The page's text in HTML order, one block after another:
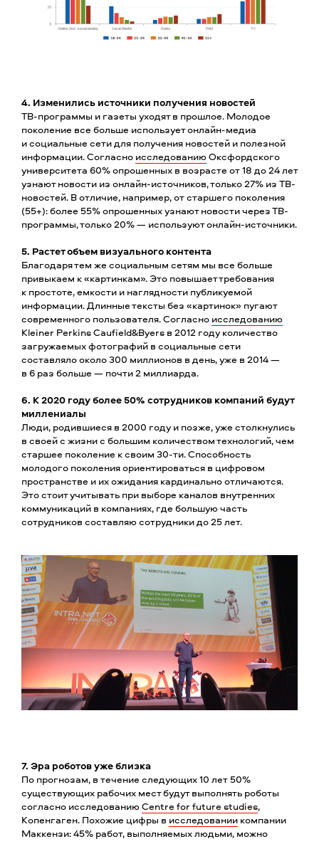
4. Изменились источники получения новостей
ТВ-программы и газеты уходят в прошлое. Молодое
поколение все больше использует онлайн-медиа
и социальные сети для получения новостей и полезной
информации. Согласно исследованиюОксфордского
университета 60% опрошенных в возрасте от 18 до 24 лет
узнают новости из онлайн-источников, только 27% из ТВ-
новостей. В отличие, например, от старшего поколения
(55+): более 55% опрошенных узнают новости через ТВ-
программы, только 20% — используют онлайн-источники.
5. Растет объем визуального контента
Благодаря тем же социальным сетям мы все больше
привыкаем к «картинкам». Это повышает требования
к простоте, емкости и наглядности публикуемой
информации. Длинные тексты без «картинок» пугают
современного пользователя. Согласно исследованию
Kleiner Perkins Caufield&Byers в 2012 году количество
загружаемых фотографий в социальные сети
составляло около 300 миллионов в день, уже в 2014 —
в 6 раз больше — почти 2 миллиарда.
6. К 2020 году более 50% сотрудников компаний будут
миллениалы
Люди, родившиеся в 2000 году и позже, уже столкнулись
в своей с жизни с большим количеством технологий, чем
старшее поколение к своим 30-ти. Способность
молодого поколения ориентироваться в цифровом
пространстве и их ожидания кардинально отличаются.
Это стоит учитывать при выборе каналов внутренних
коммуникаций в компаниях, где большую часть
сотрудников составляю сотрудники до 25 лет.
7. Эра роботов уже близка
По прогнозам, в течение следующих 10 лет 50%
существующих рабочих мест будут выполнять роботы
согласно исследованиюCentre for future studies,
Копенгаген. Похожие цифры в исследовании компании
Маккензи: 45% работ, выполняемых людьми, можно